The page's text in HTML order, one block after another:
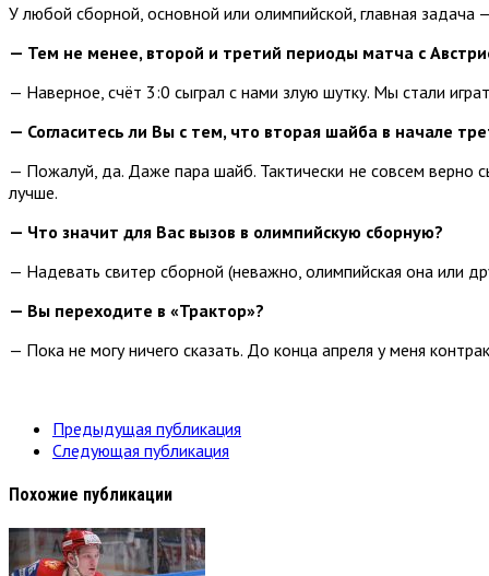
У любой сборной, основной или олимпийской, главная
— Тем не менее, второй и третий периоды матча с
— Наверное, счёт 3:0 сыграл с нами злую шутку. Мы стали
— Согласитесь ли Вы с тем, что вторая шайба в начале
— Пожалуй, да. Даже пара шайб. Тактически не совсем верно
лучше.
— Что значит для Вас вызов в олимпийскую сборную?
— Надевать свитер сборной (неважно, олимпийская она или
— Вы переходите в «Трактор»?
— Пока не могу ничего сказать. До конца апреля у меня
Предыдущая публикация
Следующая публикация
Похожие публикации